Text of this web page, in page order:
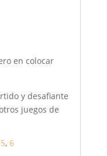
en colocar
y desafiante
juegos de
5, 6